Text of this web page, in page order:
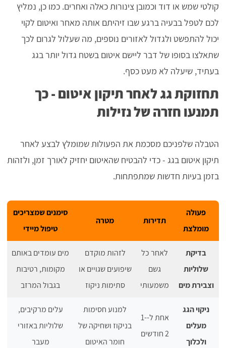
קולטי שמש או דוד וכמובן צינורות כאלה ואחרים. כמו כן, נמליץ
לכם לטפל בבעיה ברגע שבו זיהיתם אותה מאחר ואיטום לקוי
יכול להתפשט ולגדול לאזורים נוספים, מה שעלול לגרום לכך
שתאלצו בסופו של דבר ליישם איטום בשטח גדול יותר בגג
בעתיד, שיעלה לא מעט כסף.
תחזוקת גג לאחר תיקון איטום - כך
תמנעו חזרה של נזילות
הטבלה שלפניכם מסכמת את הפעולות שמומלץ לבצע לאחר
תיקון איטום בגג - כדי להבטיח שהאיטום יחזיק לאורך זמן, ולזהות
בזמן בעיות חדשות שמתפתחות.
פעולה
מומלצת
תדירות מטרה
סימנים שמצריכים
טיפול מיידי
בדיקת
שלוליות
וצבירת מים
לאחר כל
גשם
משמעותי
לזהות מוקדם
שיפועים שגויים או
סתימות ניקוז
מים עומדים באותם
מקומות, רטיבות
בגבול המרזב
ניקוי הגג
מעלים
ולכלוך
אחת ל-1-
2 חודשים
למנוע חסימות
בניקוז ושחיקה של
חומר האיטום
עלים מרקיבים,
שלוליות באזורי
מעבר